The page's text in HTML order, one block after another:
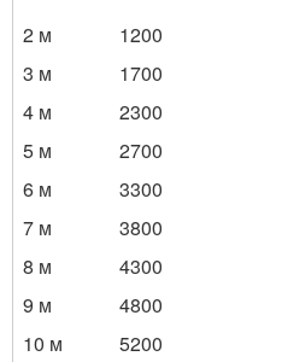
2 м 1200
3 м
1700
4 м
2300
5 м
2700
6 м
3300
7 м
3800
8 м
4300
9 м
4800
10 м
5200